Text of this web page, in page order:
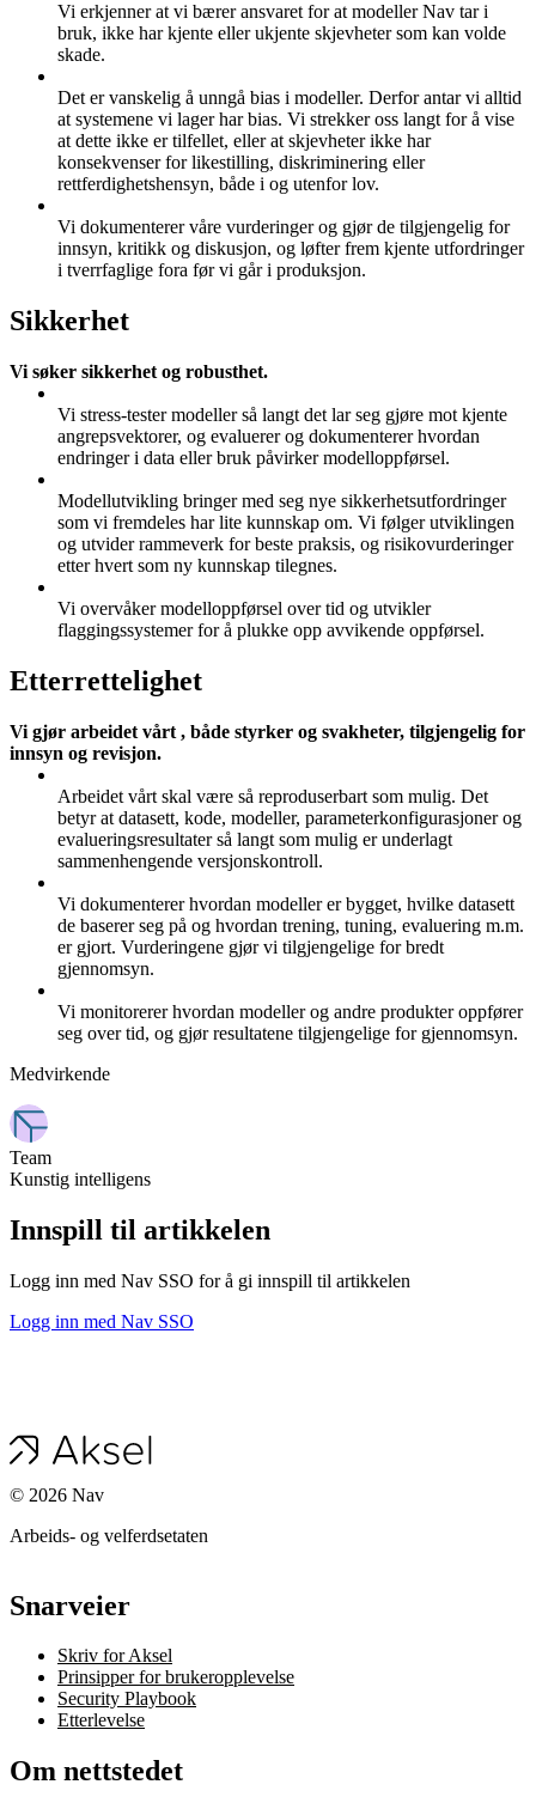
Vi erkjenner at vi bærer ansvaret for at modeller Nav tar i
bruk, ikke har kjente eller ukjente skjevheter som kan volde
skade.
Det er vanskelig å unngå bias i modeller. Derfor antar vi alltid
at systemene vi lager har bias. Vi strekker oss langt for å vise
at dette ikke er tilfellet, eller at skjevheter ikke har
konsekvenser for likestilling, diskriminering eller
rettferdighetshensyn, både i og utenfor lov.
Vi dokumenterer våre vurderinger og gjør de tilgjengelig for
innsyn, kritikk og diskusjon, og løfter frem kjente utfordringer
i tverrfaglige fora før vi går i produksjon.
Sikkerhet
Vi søker sikkerhet og robusthet.
Vi stress-tester modeller så langt det lar seg gjøre mot kjente
angrepsvektorer, og evaluerer og dokumenterer hvordan
endringer i data eller bruk påvirker modelloppførsel.
Modellutvikling bringer med seg nye sikkerhetsutfordringer
som vi fremdeles har lite kunnskap om. Vi følger utviklingen
og utvider rammeverk for beste praksis, og risikovurderinger
etter hvert som ny kunnskap tilegnes.
Vi overvåker modelloppførsel over tid og utvikler
flaggingssystemer for å plukke opp avvikende oppførsel.
Etterrettelighet
Vi gjør arbeidet vårt , både styrker og svakheter, tilgjengelig for
innsyn og revisjon.
Arbeidet vårt skal være så reproduserbart som mulig. Det
betyr at datasett, kode, modeller, parameterkonfigurasjoner og
evalueringsresultater så langt som mulig er underlagt
sammenhengende versjonskontroll.
Vi dokumenterer hvordan modeller er bygget, hvilke datasett
de baserer seg på og hvordan trening, tuning, evaluering m.m.
er gjort. Vurderingene gjør vi tilgjengelige for bredt
gjennomsyn.
Vi monitorerer hvordan modeller og andre produkter oppfører
seg over tid, og gjør resultatene tilgjengelige for gjennomsyn.
Medvirkende
Team
Kunstig intelligens
Innspill til artikkelen
Logg inn med Nav SSO for å gi innspill til artikkelen
Logg inn med Nav SSO
© 2026 Nav
Arbeids- og velferdsetaten
Snarveier
Skriv for Aksel
Prinsipper for brukeropplevelse
Security Playbook
Etterlevelse
Om nettstedet